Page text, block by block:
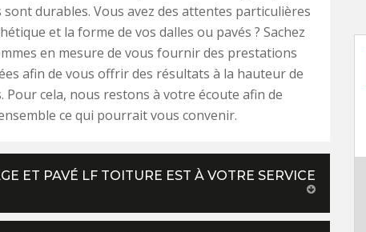
sont durables. Vous avez des attentes particulières
et la forme de vos dalles ou pavés ? Sachez
en mesure de vous fournir des prestations
afin de vous offrir des résultats à la hauteur de
Pour cela, nous restons à votre écoute afin de
ce qui pourrait vous convenir.
ET PAVÉ LF TOITURE EST À VOTRE SERVICE